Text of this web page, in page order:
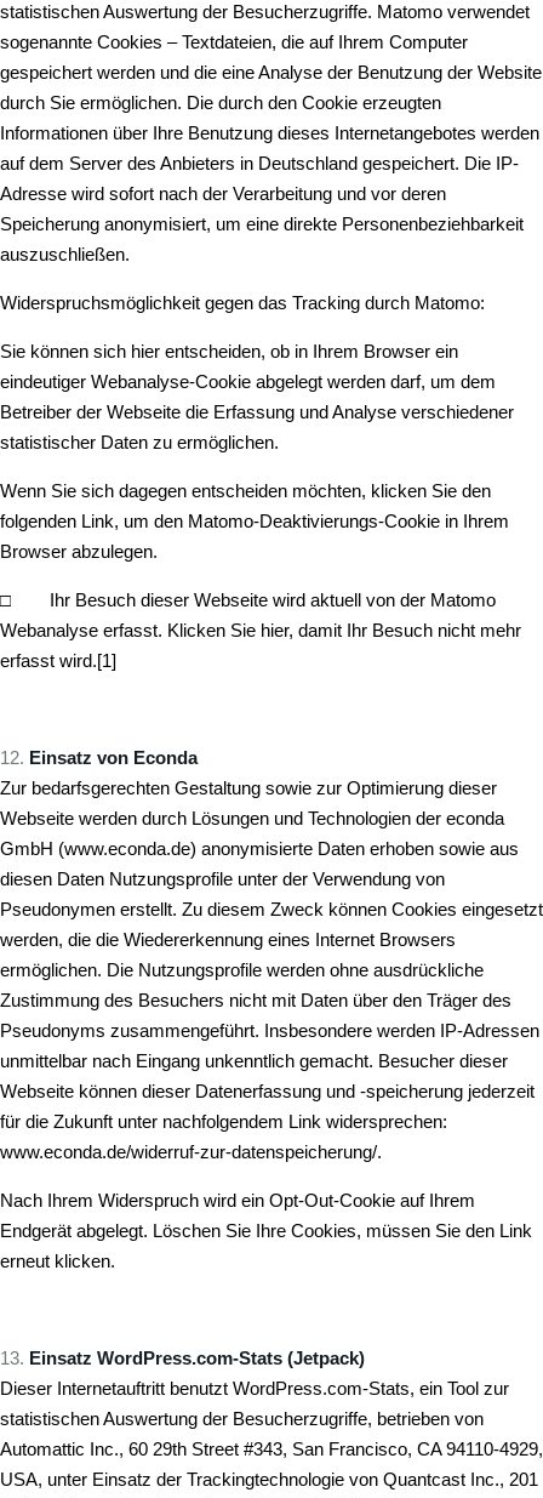
statistischen Auswertung der Besucherzugriffe. Matomo verwendet
sogenannte Cookies – Textdateien, die auf Ihrem Computer
gespeichert werden und die eine Analyse der Benutzung der Website
durch Sie ermöglichen. Die durch den Cookie erzeugten
Informationen über Ihre Benutzung dieses Internetangebotes werden
auf dem Server des Anbieters in Deutschland gespeichert. Die IP-
Adresse wird sofort nach der Verarbeitung und vor deren
Speicherung anonymisiert, um eine direkte Personenbeziehbarkeit
auszuschließen.
Widerspruchsmöglichkeit gegen das Tracking durch Matomo:
Sie können sich hier entscheiden, ob in Ihrem Browser ein
eindeutiger Webanalyse-Cookie abgelegt werden darf, um dem
Betreiber der Webseite die Erfassung und Analyse verschiedener
statistischer Daten zu ermöglichen.
Wenn Sie sich dagegen entscheiden möchten, klicken Sie den
folgenden Link, um den Matomo-Deaktivierungs-Cookie in Ihrem
Browser abzulegen.
□
Ihr Besuch dieser Webseite wird aktuell von der Matomo
Webanalyse erfasst. Klicken Sie hier, damit Ihr Besuch nicht mehr
erfasst wird.[1]
Einsatz von Econda
Zur bedarfsgerechten Gestaltung sowie zur Optimierung dieser
Webseite werden durch Lösungen und Technologien der econda
GmbH (www.econda.de) anonymisierte Daten erhoben sowie aus
diesen Daten Nutzungsprofile unter der Verwendung von
Pseudonymen erstellt. Zu diesem Zweck können Cookies eingesetzt
werden, die die Wiedererkennung eines Internet Browsers
ermöglichen. Die Nutzungsprofile werden ohne ausdrückliche
Zustimmung des Besuchers nicht mit Daten über den Träger des
Pseudonyms zusammengeführt. Insbesondere werden IP-Adressen
unmittelbar nach Eingang unkenntlich gemacht. Besucher dieser
Webseite können dieser Datenerfassung und -speicherung jederzeit
für die Zukunft unter nachfolgendem Link widersprechen:
www.econda.de/widerruf-zur-datenspeicherung/.
Nach Ihrem Widerspruch wird ein Opt-Out-Cookie auf Ihrem
Endgerät abgelegt. Löschen Sie Ihre Cookies, müssen Sie den Link
erneut klicken.
Einsatz WordPress.com-Stats (Jetpack)
Dieser Internetauftritt benutzt WordPress.com-Stats, ein Tool zur
statistischen Auswertung der Besucherzugriffe, betrieben von
Automattic Inc., 60 29th Street #343, San Francisco, CA 94110-4929,
USA, unter Einsatz der Trackingtechnologie von Quantcast Inc., 201